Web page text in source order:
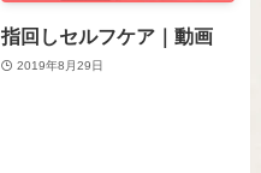
指回しセルフケア｜動画
2019年8月29日